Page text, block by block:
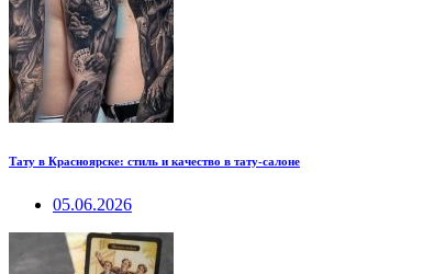
Тату в Красноярске: стиль и качество в тату-салоне
05.06.2026